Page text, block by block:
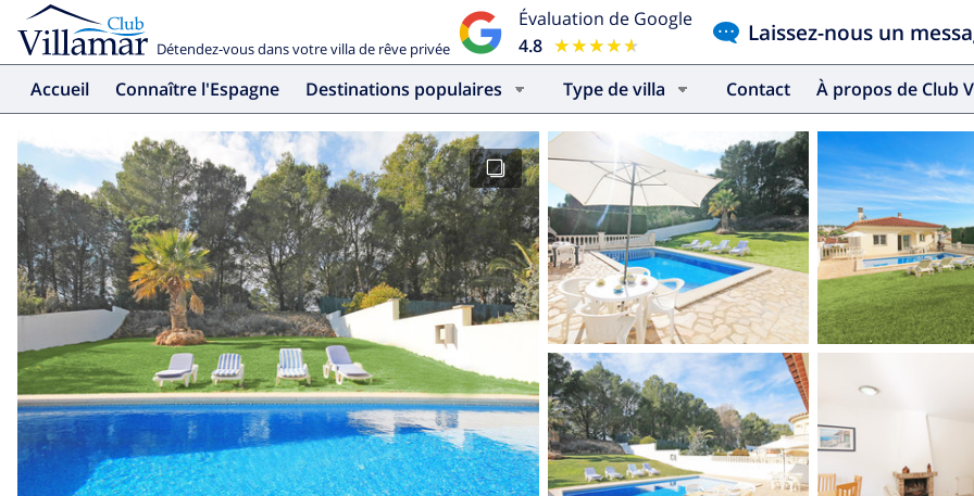
Détendez-vous dans votre villa de rêve privée
Évaluation de Google
4.8 ★★★★★
★★★★★ Laissez-nous un
Accueil Connaître l'Espagne Destinations populaires Type de villa Contact À propos de Club